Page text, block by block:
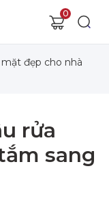
0
đẹp cho nhà
rửa
sang